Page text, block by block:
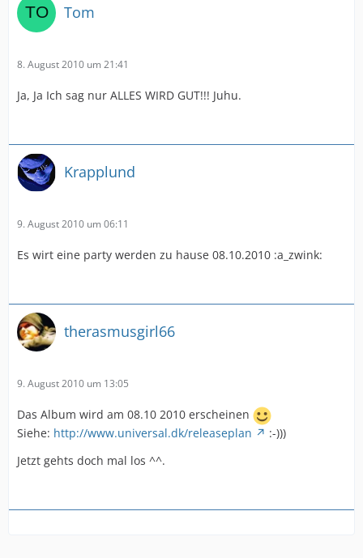
Tom
8. August 2010 um 21:41
Ja, Ja Ich sag nur ALLES WIRD GUT!!! Juhu.
Krapplund
9. August 2010 um 06:11
Es wirt eine party werden zu hause 08.10.2010 :a_zwink:
therasmusgirl66
9. August 2010 um 13:05
Das Album wird am 08.10 2010 erscheinen
Siehe: http://www.universal.dk/releaseplan
:-)))
Jetzt gehts doch mal los ^^.